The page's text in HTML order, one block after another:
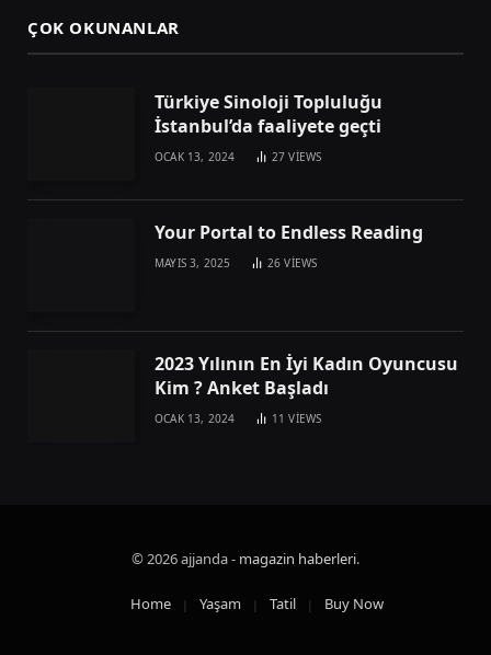
ÇOK OKUNANLAR
Türkiye Sinoloji Topluluğu
İstanbul’da faaliyete geçti
OCAK 13, 2024 27VIEWS
Your Portal to Endless Reading
MAYIS 3, 2025 26VIEWS
2023 Yılının En İyi Kadın Oyuncusu
Kim ? Anket Başladı
OCAK 13, 2024 11VIEWS
© 2026 ajjanda - magazin haberleri.
Home Yaşam Tatil Buy Now